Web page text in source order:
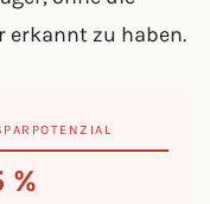
erkannt zu haben.
%